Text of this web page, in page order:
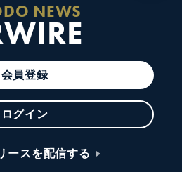
NEWS
会員登録
ログイン
ースを配信する